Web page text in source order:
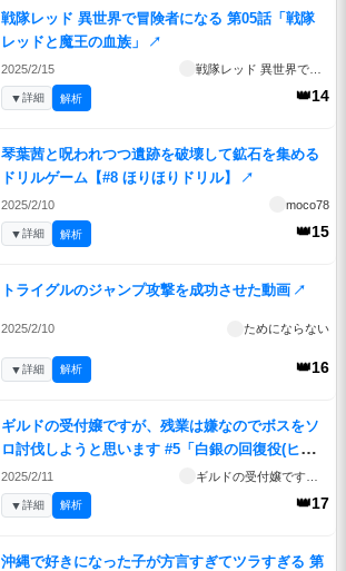
戦隊レッド 異世界で冒険者になる 第05話「戦隊
レッドと魔王の血族」
↗
2025/2/15
👑14
▼詳細 解析
琴葉茜と呪われつつ遺跡を破壊して鉱石を集める
ドリルゲーム【#8 ほりほりドリル】
↗
2025/2/10 moco78
👑15
▼詳細 解析
トライグルのジャンプ攻撃を成功させた動画 ↗
2025/2/10 ためにならない
👑16
▼詳細 解析
ギルドの受付嬢ですが、残業は嫌なのでボスをソ
ロ討伐しようと思います #5「白銀の回復役(ヒー
ラー)ですが、私にも癒やしが欲しいと思うので
す」↗
2025/2/11
👑17
▼詳細 解析
沖縄で好きになった子が方言すぎてツラすぎる 第